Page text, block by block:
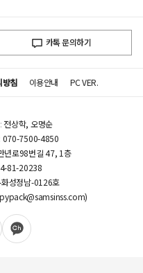
카톡 문의하기
방침 이용안내 PC VER.
전상학, 오명순
070-7500-4850
년로98번길 47, 1층
81-20238
성정남-0126호